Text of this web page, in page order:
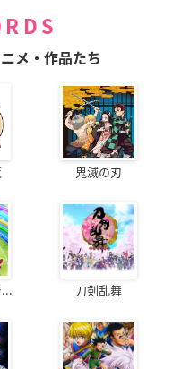
メ・作品たち
鬼滅の刃
刀剣乱舞